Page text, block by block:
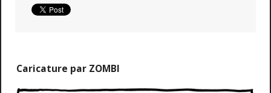
Caricature par ZOMBI